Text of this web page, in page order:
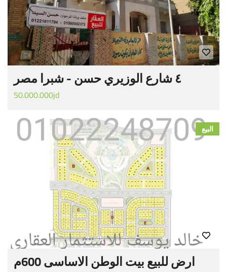
٤ شارع الوزيري حسن - شبرا مصر
50.000.000jd
البيع
ارض للبيع بيت الوطن الاساسى 600م